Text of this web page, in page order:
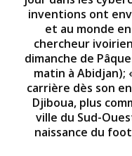
inventions ont
et au monde
chercheur
dimanche de
matin à Abidjan);
carrière dès son
Djiboua, plus
ville du Sud-
naissance du